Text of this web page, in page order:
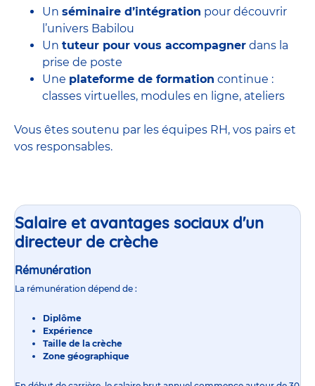
Un séminaire d’intégration pour découvrir
l’univers Babilou
Un tuteur pour vous accompagner dans la
prise de poste
Une plateforme de formation continue :
classes virtuelles, modules en ligne, ateliers
Vous êtes soutenu par les équipes RH, vos pairs et
vos responsables.
Salaire et avantages sociaux d'un
directeur de crèche
Rémunération
La rémunération dépend de :
Diplôme
Expérience
Taille de la crèche
Zone géographique